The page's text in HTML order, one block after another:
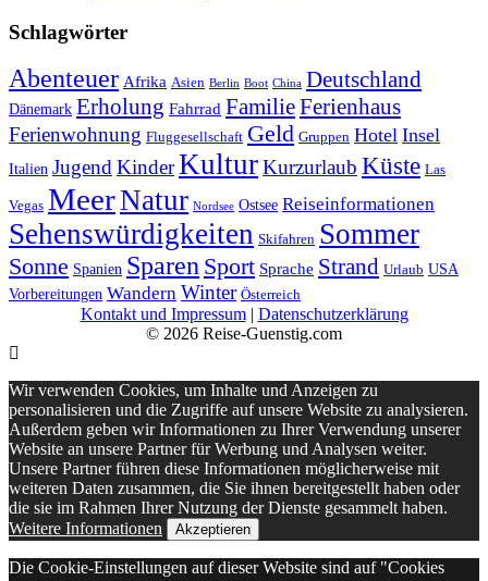
Schlagwörter
Abenteuer Afrika Asien Berlin Boot China Deutschland
Dänemark Erholung Fahrrad FamilieFerienhaus
Ferienwohnung Fluggesellschaft Geld Gruppen Hotel Insel
Italien JugendKinderKulturKurzurlaub Küste Las
Vegas MeerNatur Nordsee Ostsee Reiseinformationen
Sehenswürdigkeiten Skifahren Sommer
Sonne Spanien Sparen Sport Sprache Strand Urlaub USA
Vorbereitungen Wandern Winter Österreich
Kontakt und Impressum| Datenschutzerklärung
© 2026 Reise-Guenstig.com
Wir verwenden Cookies, um Inhalte und Anzeigen zu
personalisieren und die Zugriffe auf unsere Website zu analysieren.
Außerdem geben wir Informationen zu Ihrer Verwendung unserer
Website an unsere Partner für Werbung und Analysen weiter.
Unsere Partner führen diese Informationen möglicherweise mit
weiteren Daten zusammen, die Sie ihnen bereitgestellt haben oder
die sie im Rahmen Ihrer Nutzung der Dienste gesammelt haben.
Weitere Informationen
Akzeptieren
Die Cookie-Einstellungen auf dieser Website sind auf "Cookies